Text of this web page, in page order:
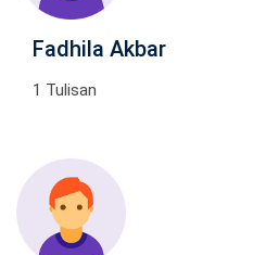
Fadhila Akbar
1 Tulisan